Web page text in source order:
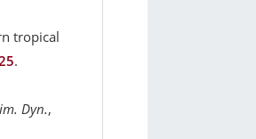
tropical
.
Dyn.,